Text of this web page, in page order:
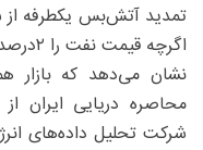
تمدید آتش‌بس یکطرفه
اگرچه
نشان می‌دهد که بازار
محاصره دریایی ایران
شرکت تحلیل داده‌های